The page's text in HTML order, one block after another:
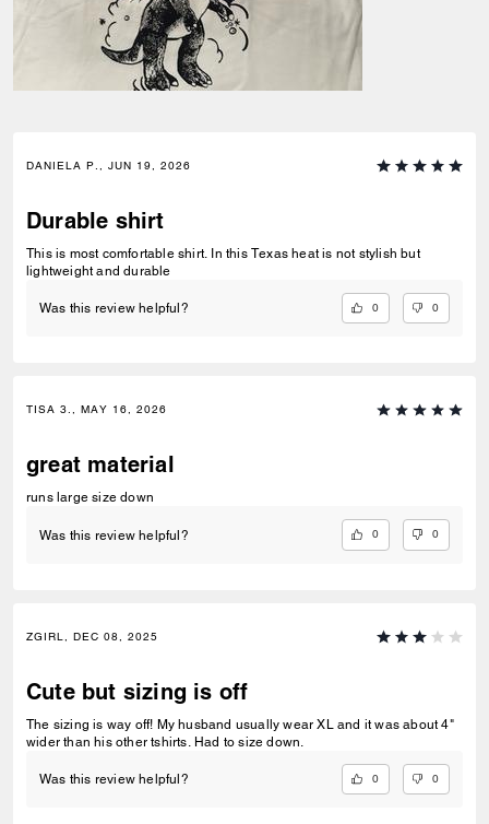
DANIELA P., JUN 19, 2026
Durable shirt
This is most comfortable shirt. In this Texas heat is not stylish but
lightweight and durable
Was this review helpful? 0 0
TISA 3., MAY 16, 2026
great material
runs large size down
Was this review helpful? 0 0
ZGIRL, DEC 08, 2025
Cute but sizing is off
The sizing is way off! My husband usually wear XL and it was about 4"
wider than his other tshirts. Had to size down.
Was this review helpful? 0 0